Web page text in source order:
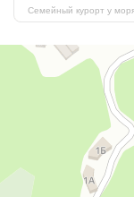
Семейный курорт у моря
Дом отдыха в